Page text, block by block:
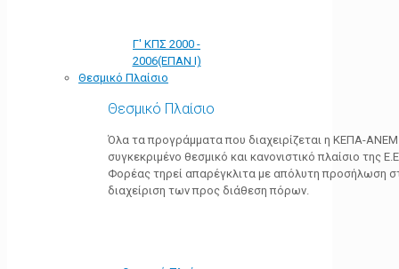
Γ' ΚΠΣ 2000 -
2006(ΕΠΑΝ Ι)
Θεσμικό Πλαίσιο
Θεσμικό Πλαίσιο
Όλα τα προγράμματα που διαχειρίζεται η ΚΕΠΑ-
συγκεκριμένο θεσμικό και κανονιστικό πλαίσιο της
Φορέας τηρεί απαρέγκλιτα με απόλυτη προσήλωση
διαχείριση των προς διάθεση πόρων.